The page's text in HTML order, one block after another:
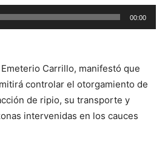
00:00
Carrillo, manifestó que
controlar el otorgamiento de
de ripio, su transporte y
intervenidas en los cauces